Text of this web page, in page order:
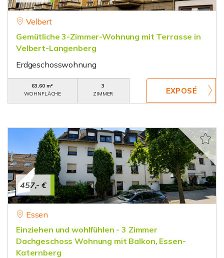
Velbert
Gemütliche 3-Zimmer-Wohnung mit Terrasse in
Velbert-Langenberg
Erdgeschosswohnung
63,60 m²
WOHNFLÄCHE
3
ZIMMER
457,- €
Essen
Einziehen und wohlfühlen - 3 Zimmer
Dachgeschoss Wohnung mit Balkon, Essen-
Katernberg